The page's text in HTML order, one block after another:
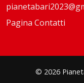
Pagina Contatti
© 2026